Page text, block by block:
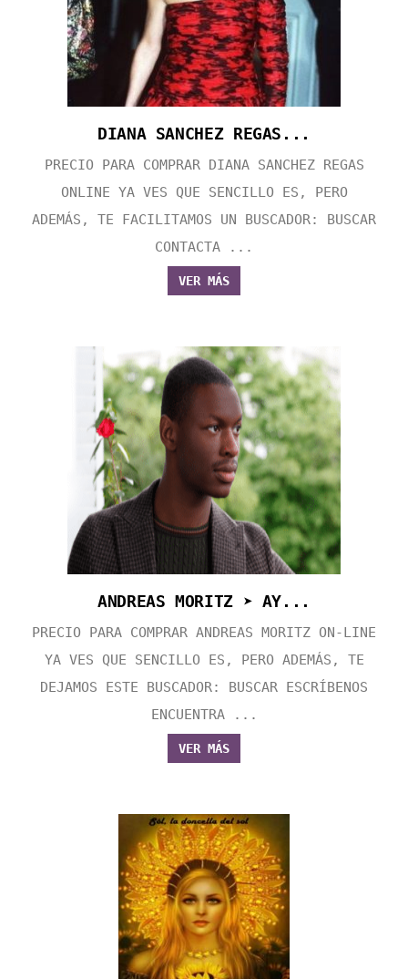
DIANA SANCHEZ REGAS...
PRECIO PARA COMPRAR DIANA SANCHEZ REGAS
ONLINE YA VES QUE SENCILLO ES, PERO
ADEMÁS, TE FACILITAMOS UN BUSCADOR: BUSCAR
CONTACTA ...
VER MÁS
ANDREAS MORITZ ➤ AY...
PRECIO PARA COMPRAR ANDREAS MORITZ ON-LINE
YA VES QUE SENCILLO ES, PERO ADEMÁS, TE
DEJAMOS ESTE BUSCADOR: BUSCAR ESCRÍBENOS
ENCUENTRA ...
VER MÁS